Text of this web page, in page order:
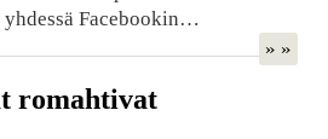
Facebookin…
» »
romahtivat